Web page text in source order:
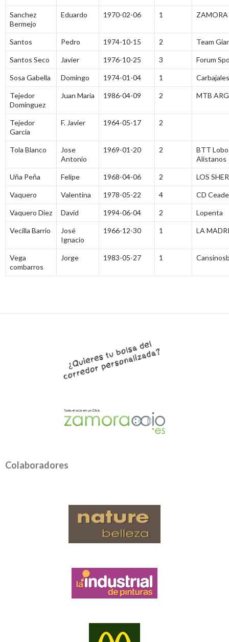
Sanchez
Bermejo
Eduardo 1970-02-06 1 ZAMORA
Santos Pedro 1974-10-15 2 Team
Santos Seco Javier 1976-10-25 3 Forum
Sosa Gabella Domingo 1974-01-04 1
Tejedor
Domínguez
Juan Maria 1986-04-09 2 MTB
Tejedor
Garcia
F. Javier 1964-05-17 2
Tola Blanco
Jose
Antonio
1969-01-20 2
BTT
Alistanos
Uña Peña Felipe 1968-04-06 2 LOS
Vaquero Valentina 1978-05-22 4 CD
Vaquero Diez David 1994-06-04 2 Lopenta
Vecilla Barrio
José
Ignacio
1966-12-30 1 LA
Vega
combarros
Jorge 1983-05-27 1
Colaboradores